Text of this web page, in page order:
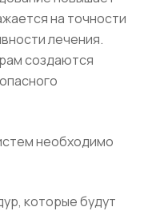
на точности
лечения.
создаются
необходимо
которые будут